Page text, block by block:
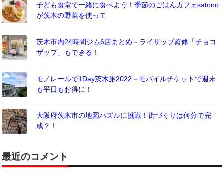
子ども食堂で一緒に食べよう！季節のごはんカフェsatono
が茨木の野菜を使って
茨木市内24時間ジム6店まとめ－ライザップ監修「チョコ
ザップ」もできる！
モノレールで1Day茨木旅2022－モバイルチケットで週末
も平日もお得に！
大阪府茨木市の地図パズルに挑戦！街づくりは何分で完
成？！
最近のコメント